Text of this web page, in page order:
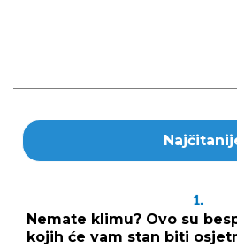
1.
Nemate klimu? Ovo su
kojih će vam stan biti